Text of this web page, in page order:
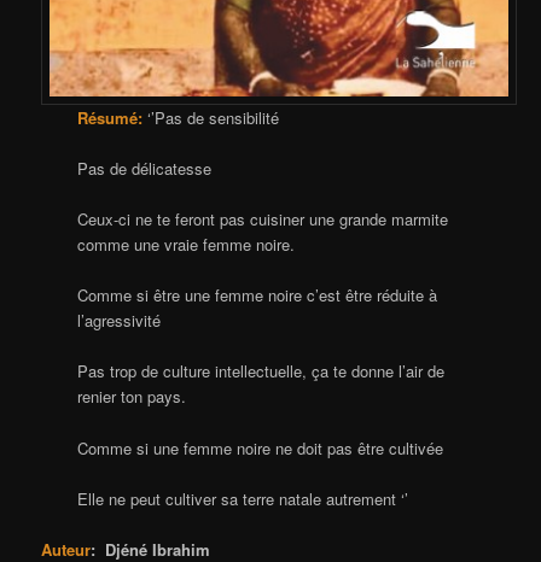
Résumé: ‘’Pas de sensibilité
Pas de délicatesse
Ceux-ci ne te feront pas cuisiner une grande marmite
comme une vraie femme noire.
Comme si être une femme noire c’est être réduite à
l’agressivité
Pas trop de culture intellectuelle, ça te donne l’air de
renier ton pays.
Comme si une femme noire ne doit pas être cultivée
Elle ne peut cultiver sa terre natale autrement ‘’
Auteur: Djéné Ibrahim